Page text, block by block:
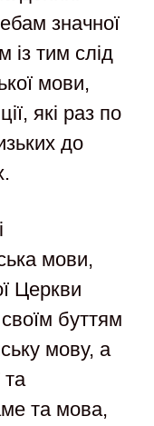
значної
із тим слід
мови,
які раз по
до
мови,
Церкви
буттям
мову, а
та
та мова,